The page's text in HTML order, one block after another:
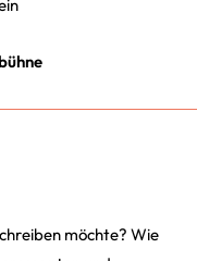
möchte? Wie